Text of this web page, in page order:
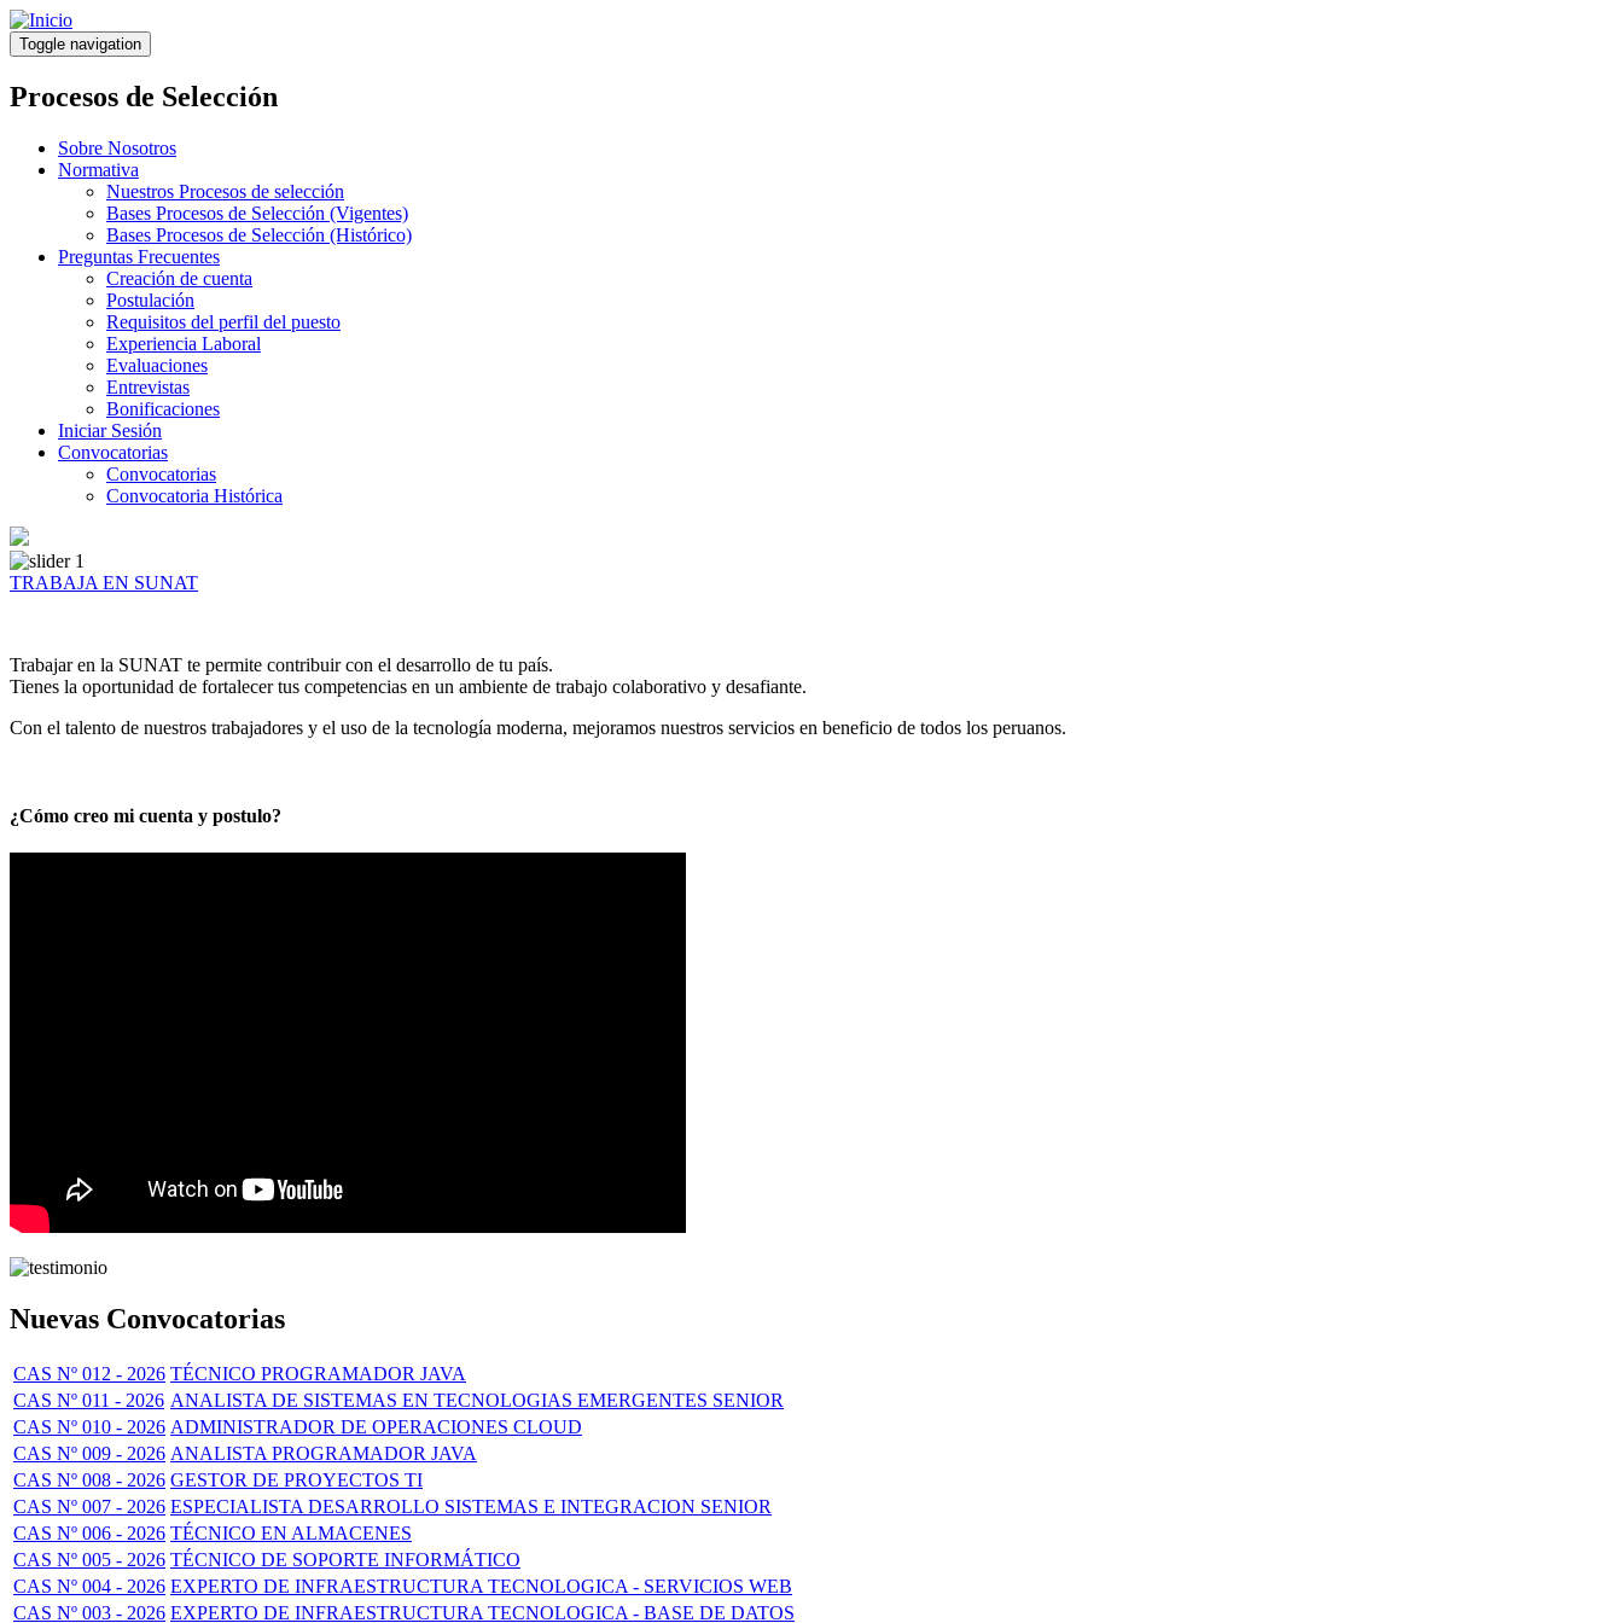
Pasar
al
contenido
principal
Toggle navigation
Procesos de Selección
Sobre Nosotros
Normativa
Nuestros Procesos de selección
Bases Procesos de Selección (Vigentes)
Bases Procesos de Selección (Histórico)
Preguntas Frecuentes
Creación de cuenta
Postulación
Requisitos del perfil del puesto
Experiencia Laboral
Evaluaciones
Entrevistas
Bonificaciones
Iniciar Sesión
Convocatorias
Convocatorias
Convocatoria Histórica
TRABAJA EN SUNAT
Trabajar en la SUNAT te permite contribuir con el desarrollo de tu país.
Tienes la oportunidad de fortalecer tus competencias en un ambiente de trabajo colaborativo y desafiante.
Con el talento de nuestros trabajadores y el uso de la tecnología moderna, mejoramos nuestros servicios en beneficio de todos los peruanos.
¿Cómo creo mi cuenta y postulo?
Nuevas Convocatorias
CAS Nº 012 - 2026 TÉCNICO PROGRAMADOR JAVA
CAS Nº 011 - 2026 ANALISTA DE SISTEMAS EN TECNOLOGIAS EMERGENTES SENIOR
CAS Nº 010 - 2026 ADMINISTRADOR DE OPERACIONES CLOUD
CAS Nº 009 - 2026 ANALISTA PROGRAMADOR JAVA
CAS Nº 008 - 2026 GESTOR DE PROYECTOS TI
CAS Nº 007 - 2026 ESPECIALISTA DESARROLLO SISTEMAS E INTEGRACION SENIOR
CAS Nº 006 - 2026 TÉCNICO EN ALMACENES
CAS Nº 005 - 2026 TÉCNICO DE SOPORTE INFORMÁTICO
CAS Nº 004 - 2026 EXPERTO DE INFRAESTRUCTURA TECNOLOGICA - SERVICIOS WEB
CAS Nº 003 - 2026 EXPERTO DE INFRAESTRUCTURA TECNOLOGICA - BASE DE DATOS